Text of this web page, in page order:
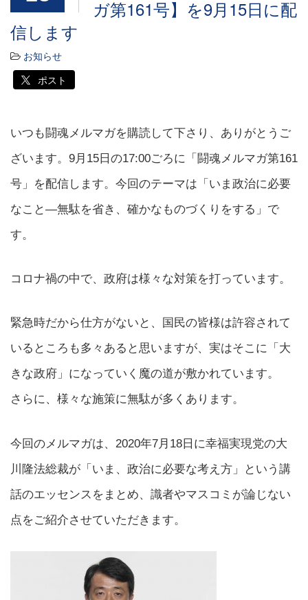
ガ第161号】を9月15日に配
信します
お知らせ
ポスト
いつも闘魂メルマガを購読して下さり、ありがとうご
ざいます。9月15日の17:00ごろに「闘魂メルマガ第161
号」を配信します。今回のテーマは「いま政治に必要
なこと―無駄を省き、確かなものづくりをする」で
す。
コロナ禍の中で、政府は様々な対策を打っています。
緊急時だから仕方がないと、国民の皆様は許容されて
いるところも多々あると思いますが、実はそこに「大
きな政府」になっていく魔の道が敷かれています。
さらに、様々な施策に無駄が多くあります。
今回のメルマガは、2020年7月18日に幸福実現党の大
川隆法総裁が「いま、政治に必要な考え方」という講
話のエッセンスをまとめ、識者やマスコミが論じない
点をご紹介させていただきます。